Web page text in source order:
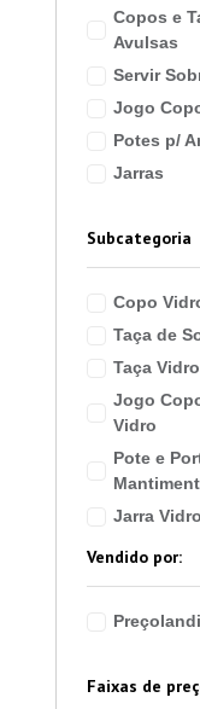
Copos e
Avulsas
Servir
Jogo
Potes p/
Jarras
Subcategoria
Copo
Taça de
Taça Vidro
Jogo
Vidro
Pote e
Jarra Vidro
Faixas de